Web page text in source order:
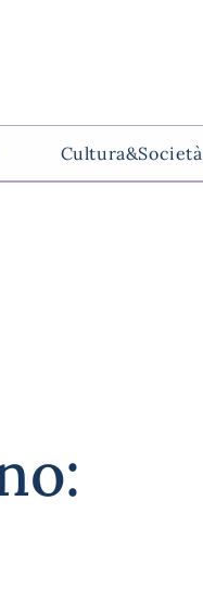
Cultura&Società